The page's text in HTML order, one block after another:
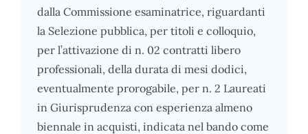
dalla Commissione esaminatrice, riguardanti
la Selezione pubblica, per titoli e colloquio,
per l’attivazione di n. 02 contratti libero
professionali, della durata di mesi dodici,
eventualmente prorogabile, per n. 2 Laureati
in Giurisprudenza con esperienza almeno
biennale in acquisti, indicata nel bando come